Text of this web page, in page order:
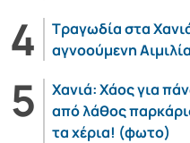
Τραγωδία στα
αγνοούμενη
Χανιά: Χάος για
από λάθος
τα χέρια! (φωτο)